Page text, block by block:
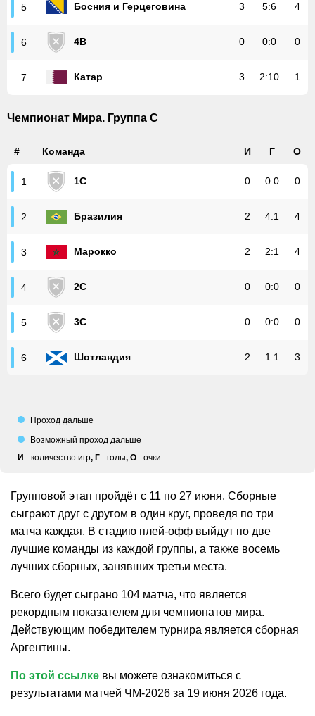
5 Босния и Герцеговина 3 5:6 4
6 4B 0 0:0 0
7 Катар 3 2:10 1
Чемпионат Мира. Группа С
# Команда И Г О
1 1C 0 0:0 0
2 Бразилия 2 4:1 4
3 Марокко 2 2:1 4
4 2C 0 0:0 0
5 3C 0 0:0 0
6 Шотландия 2 1 :1 3
Проход дальше
Возможный проход дальше
И - количество игр, Г - голы, О - очки
Групповой этап пройдёт с 11 по 27 июня. Сборные
сыграют друг с другом в один круг, проведя по три
матча каждая. В стадию плей-офф выйдут по две
лучшие команды из каждой группы, а также восемь
лучших сборных, занявших третьи места.
Всего будет сыграно 104 матча, что является
рекордным показателем для чемпионатов мира.
Действующим победителем турнира является сборная
Аргентины.
По этой ссылке вы можете ознакомиться с
результатами матчей ЧМ-2026 за 19 июня 2026 года.